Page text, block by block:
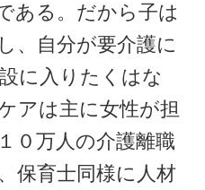
ある。だから子は
、自分が要介護に
に入りたくはな
アは主に女性が担
０万人の介護離職
保育士同様に人材